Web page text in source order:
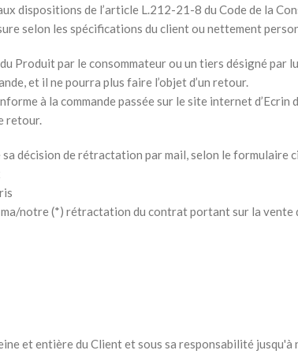
dispositions de l’article L.212-21-8 du Code de la
selon les spécifications du client ou nettement
Produit par le consommateur ou un tiers désigné
et il ne pourra plus faire l’objet d’un retour.
à la commande passée sur le site internet
retour.
sa décision de rétractation par mail, selon le formulaire
notre (*) rétractation du contrat portant sur la vente
et entière du Client et sous sa responsabilité